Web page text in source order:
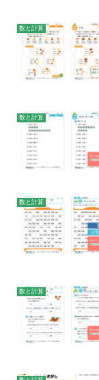
数と計算
数と計算
数と計算
数と計算